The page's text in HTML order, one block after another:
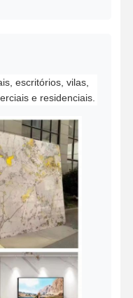
escritórios, vilas,
e residenciais.